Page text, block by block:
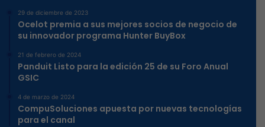
29 de diciembre de 2023
Ocelot premia a sus mejores socios de negocio de
su innovador programa Hunter BuyBox
21 de febrero de 2024
Panduit Listo para la edición 25 de su Foro Anual
GSIC
4 de marzo de 2024
CompuSoluciones apuesta por nuevas tecnologías
para el canal